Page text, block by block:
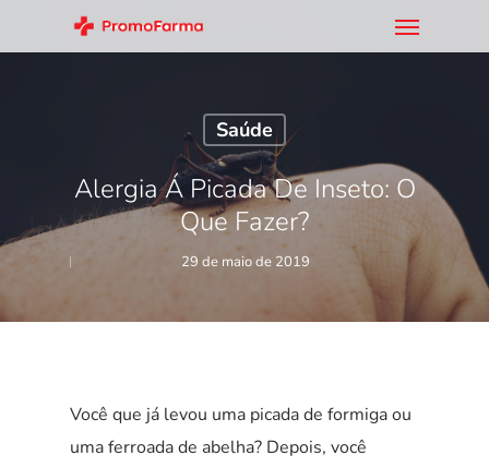
Saúde
Alergia Á Picada De Inseto: O
Que Fazer?
29 de maio de 2019
Você que já levou uma picada de formiga ou
uma ferroada de abelha? Depois, você